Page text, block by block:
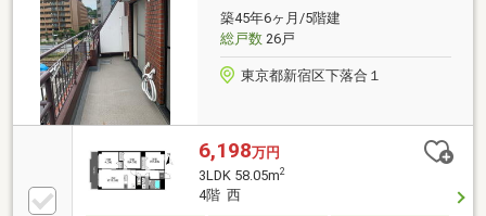
い資金計画をプロがアドバイス。お問合せは【資料請
求】又は【フリーダイヤル】へお気軽にお問い合わせ
ください。
築45年6ヶ月/5階建
総戸数26戸
東京都新宿区下落合１
6,198万円
3LDK 58.05m2
4階 西